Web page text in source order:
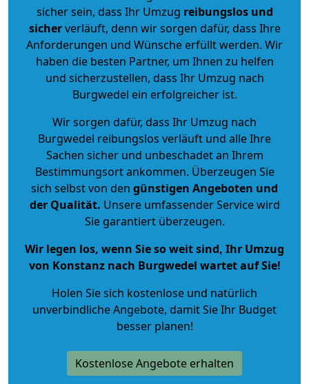
sicher sein, dass Ihr Umzug reibungslos und
sicherverläuft, denn wir sorgen dafür, dass Ihre
Anforderungen und Wünsche erfüllt werden. Wir
haben die besten Partner, um Ihnen zu helfen
und sicherzustellen, dass Ihr Umzug nach
Burgwedel ein erfolgreicher ist.
Wir sorgen dafür, dass Ihr Umzug nach
Burgwedel reibungslos verläuft und alle Ihre
Sachen sicher und unbeschadet an Ihrem
Bestimmungsort ankommen. Überzeugen Sie
sich selbst von den günstigen Angeboten und
der Qualität. Unsere umfassender Service wird
Sie garantiert überzeugen.
Wir legen los, wenn Sie so weit sind, Ihr Umzug
von Konstanz nach Burgwedel wartet auf Sie!
Holen Sie sich kostenlose und natürlich
unverbindliche Angebote, damit Sie Ihr Budget
besser planen!
Kostenlose Angebote erhalten